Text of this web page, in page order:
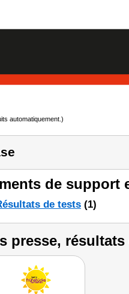
automatiquement.)
de support
de tests (1)
presse,